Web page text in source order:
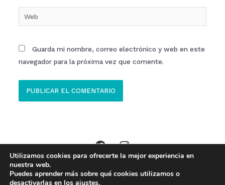
Guarda mi nombre, correo electrónico y web en este
navegador para la próxima vez que comente.
Copyright © 2026 Clinica ECOM Ibi //
Política de Cookies
Utilizamos cookies para ofrecerte la mejor experiencia en
nuestra web.
Puedes aprender más sobre qué cookies utilizamos o
desactivarlas en los ajustes.